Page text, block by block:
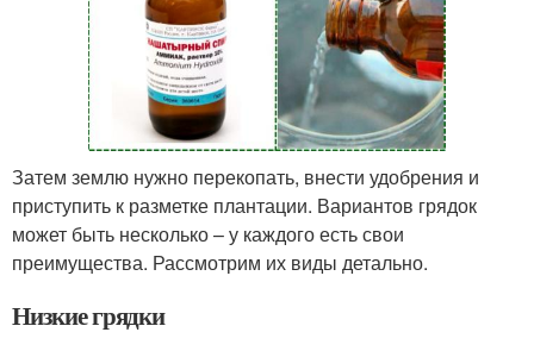
Затем землю нужно перекопать, внести удобрения и
приступить к разметке плантации. Вариантов грядок
может быть несколько – у каждого есть свои
преимущества. Рассмотрим их виды детально.
Низкие грядки